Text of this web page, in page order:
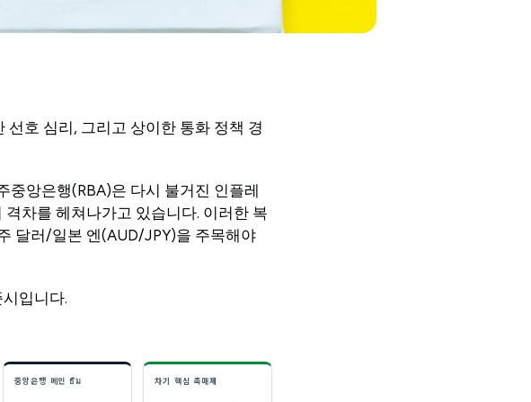
호 심리, 그리고 상이한 통화 정책 경
중앙은행(RBA)은 다시 불거진 인플레
차를 헤쳐나가고 있습니다. 이러한 복
달러/일본 엔(AUD/JPY)을 주목해야
입니다.
중앙은행 메인 ธีม 차기 핵심 촉매제